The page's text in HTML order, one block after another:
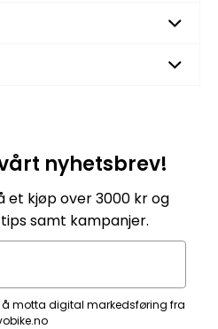
nyhetsbrev!
et kjøp over 3000 kr og
samt kampanjer.
motta digital markedsføring fra